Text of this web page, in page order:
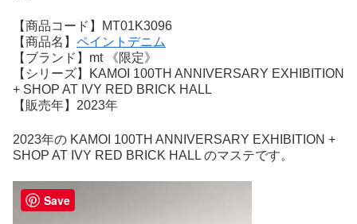
【商品コード】MT01K3096
【商品名】 ペイントデニム
【ブランド】mt 《限定》
【シリーズ】KAMOI 100TH ANNIVERSARY EXHIBITION
+ SHOP AT IVY RED BRICK HALL
【販売年】2023年
2023年の KAMOI 100TH ANNIVERSARY EXHIBITION +
SHOP AT IVY RED BRICK HALL のマステです。
Save